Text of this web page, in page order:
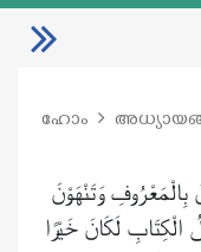
ഹോം
بِالْمَعْرُوفِ وَتَنْهَوْنَ
الْكِتَابِ لَكَانَ خَيْرًا